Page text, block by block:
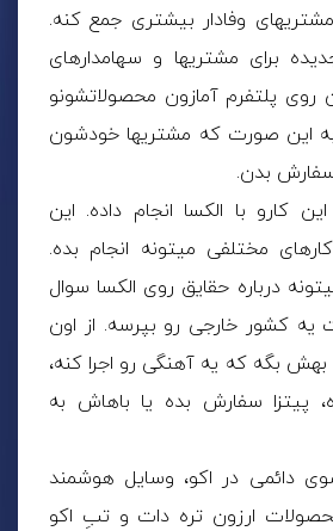
وفادار بیشتری جمع کنه.
برای مشتریها و سهامدارهای
پلتفرم آمازون محصولاتشونو
این صورت که مشتریها خودشون
بدن.
کارو با الکسا انجام داده. این
مختلفی میتونه انجام بده.
درباره حقایق روی الکسا سوال
یه کشور خارجی رو بپرسه. از اون
بهش بگه که یه آهنگی رو اجرا کنه،
پیتزا سفارش بده یا باهاش به
دائمی در اکو، وسایل هوشمند
ارزون تره دات و تبِ اکو